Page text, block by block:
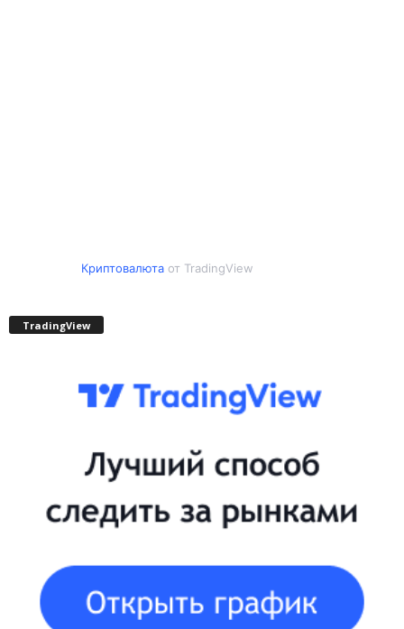
Криптовалютаот TradingView
TradingView